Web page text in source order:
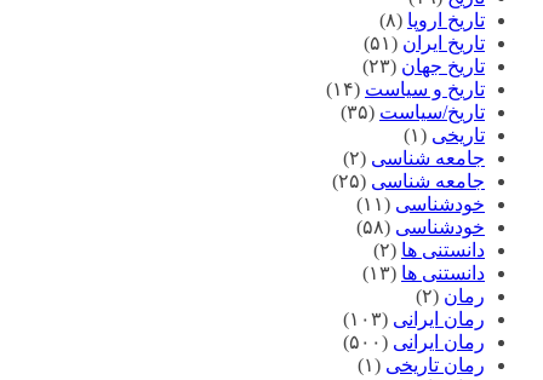
تاریخ اروپا (۸)
تاریخ ایران (۵۱)
تاریخ جهان (۲۳)
تاریخ و سیاست (۱۴)
تاریخ/سیاست (۳۵)
تاریخی (۱)
جامعه شناسی (۲)
جامعه شناسی (۲۵)
خودشناسی (۱۱)
خودشناسی (۵۸)
دانستنی ها (۲)
دانستنی ها (۱۳)
رمان (۲)
رمان ایرانی (۱۰۳)
رمان ایرانی (۵۰۰)
رمان تاریخی (۱)